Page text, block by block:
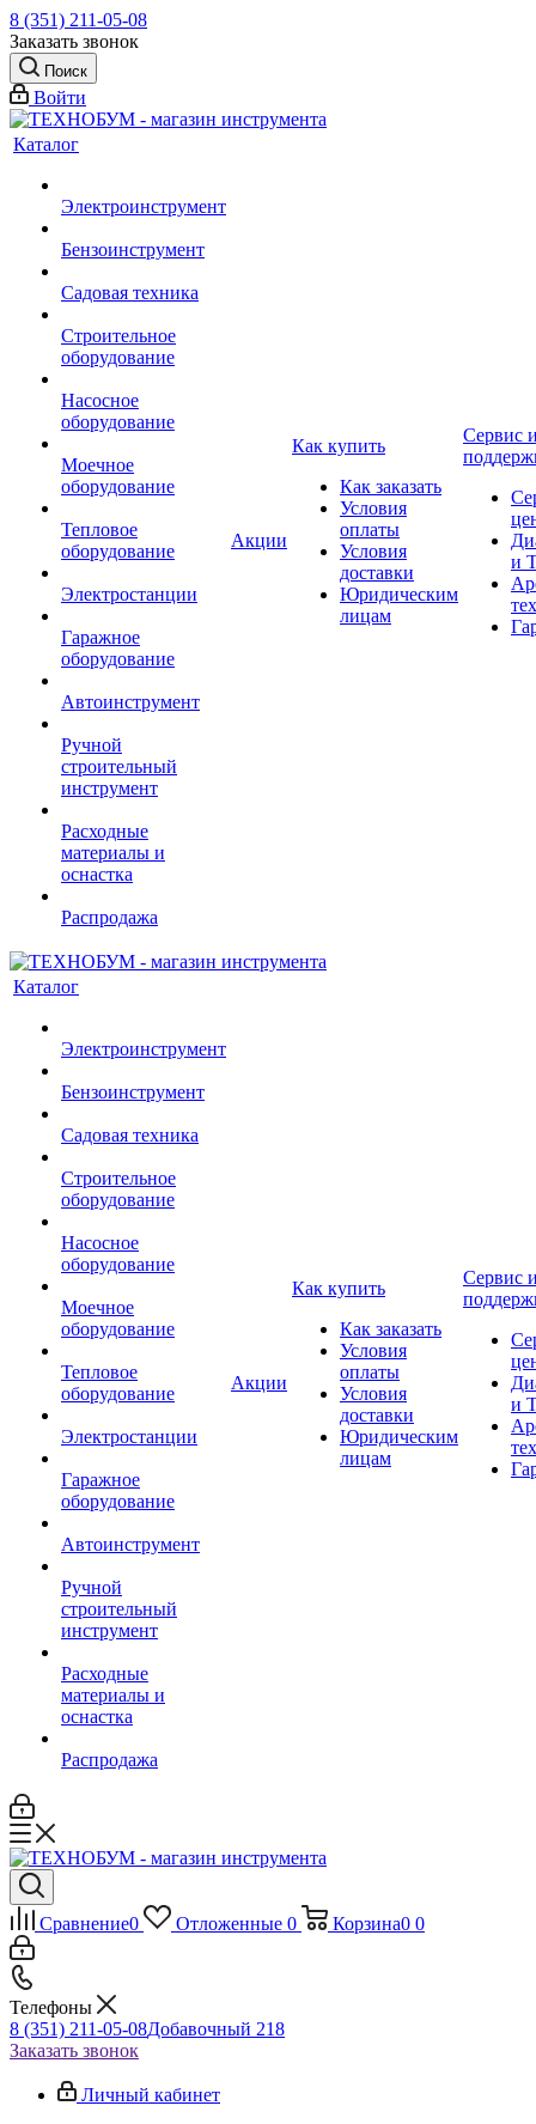
8 (351) 211-05-08
Заказать звонок
Поиск
Войти
Каталог
Электроинструмент
Бензоинструмент
Садовая техника
Строительное
оборудование
Насосное
оборудование
Моечное
оборудование
Тепловое
оборудование
Электростанции
Гаражное
оборудование
Автоинструмент
Ручной
строительный
инструмент
Расходные
материалы и
оснастка
Распродажа
Акции
Как купить
Как заказать
Условия
оплаты
Условия
доставки
Юридическим
лицам
Сервис
и
Каталог
Электроинструмент
Бензоинструмент
Садовая техника
Строительное
оборудование
Насосное
оборудование
Моечное
оборудование
Тепловое
оборудование
Электростанции
Гаражное
оборудование
Автоинструмент
Ручной
строительный
инструмент
Расходные
материалы и
оснастка
Распродажа
Акции
Как купить
Как заказать
Условия
оплаты
Условия
доставки
Юридическим
лицам
Сервис
и
Сравнение0 Отложенные 0 Корзина0 0
Телефоны
8 (351) 211-05-08Добавочный 218
Заказать звонок
Личный кабинет